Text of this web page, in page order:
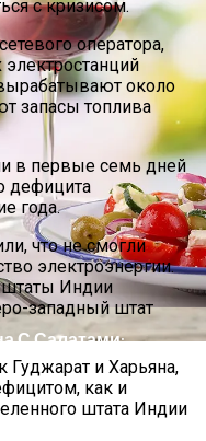
На Тарифы
На Кону
На Гаити:
Безнадежной
С Салатами:
АЛКОМАГ
с кризисом.
оператора,
около
запасы топлива
в первые семь дней
дефицита
года.
что не смогли
электроэнергии.
штаты Индии
западный штат
и Харьяна,
как и
штата Индии